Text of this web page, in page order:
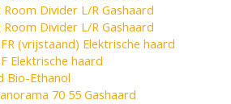
Room Divider L/R Gashaard
Room Divider L/R Gashaard
(vrijstaand) Elektrische haard
Elektrische haard
Bio-Ethanol
70 55 Gashaard